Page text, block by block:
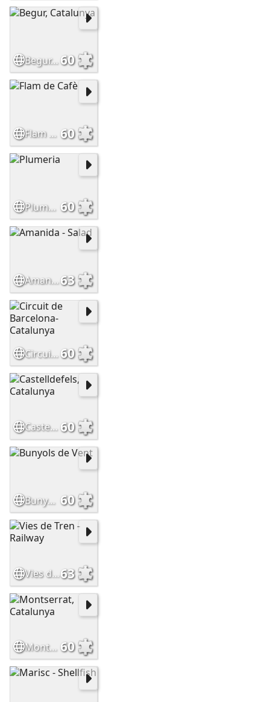
Begur, Catalunya60
Flam de Cafè 60
Plumeria 60
Amanida - Salad63
Circuit de Barcelona-Catalunya60
Castelldefels, Catalunya60
Bunyols de Vent 60
Vies de Tren - Railway63
Montserrat, Catalunya 60